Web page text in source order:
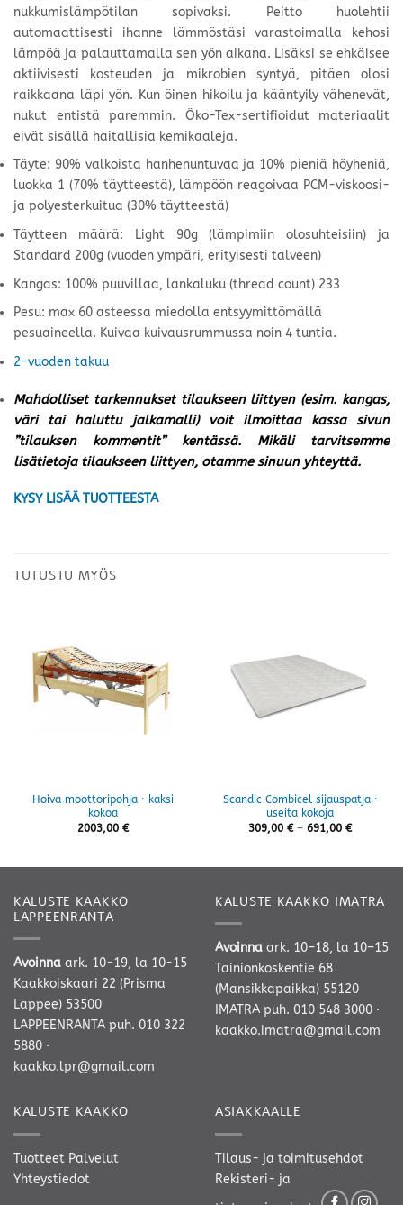
nukkumislämpötilan sopivaksi. Peitto huolehtii
automaattisesti ihanne lämmöstäsi varastoimalla kehosi
lämpöä ja palauttamalla sen yön aikana. Lisäksi se ehkäisee
aktiivisesti kosteuden ja mikrobien syntyä, pitäen olosi
raikkaana läpi yön. Kun öinen hikoilu ja kääntyily vähenevät,
nukut entistä paremmin. Öko-Tex-sertifioidut materiaalit
eivät sisällä haitallisia kemikaaleja.
Täyte: 90% valkoista hanhenuntuvaa ja 10% pieniä höyheniä,
luokka 1 (70% täytteestä), lämpöön reagoivaa PCM-viskoosi-
ja polyesterkuitua (30% täytteestä)
Täytteen määrä: Light 90g (lämpimiin olosuhteisiin) ja
Standard 200g (vuoden ympäri, erityisesti talveen)
Kangas: 100% puuvillaa, lankaluku (thread count) 233
Pesu: max 60 asteessa miedolla entsyymittömällä
pesuaineella. Kuivaa kuivausrummussa noin 4 tuntia.
2-vuoden takuu
Mahdolliset tarkennukset tilaukseen liittyen (esim. kangas,
väri tai haluttu jalkamalli) voit ilmoittaa kassa sivun
”tilauksen kommentit” kentässä. Mikäli tarvitsemme
lisätietoja tilaukseen liittyen, otamme sinuun yhteyttä.
KYSY LISÄÄ TUOTTEESTA
TUTUSTU MYÖS
Hoiva moottoripohja · kaksi
kokoa
2003,00 €
Scandic Combicel sijauspatja ·
useita kokoja
309,00 € – 691,00 €
KALUSTE KAAKKO
LAPPEENRANTA
Avoinna ark. 10-19, la 10-15
Kaakkoiskaari 22 (Prisma
Lappee) 53500
LAPPEENRANTA puh. 010 322
5880 ·
kaakko.lpr@gmail.com
KALUSTE KAAKKO IMATRA
Avoinna ark. 10–18, la 10–15
Tainionkoskentie 68
(Mansikkapaikka) 55120
IMATRA puh. 010 548 3000 ·
kaakko.imatra@gmail.com
KALUSTE KAAKKO
Tuotteet Palvelut
Yhteystiedot
ASIAKKAALLE
Tilaus- ja toimitusehdot
Rekisteri- ja